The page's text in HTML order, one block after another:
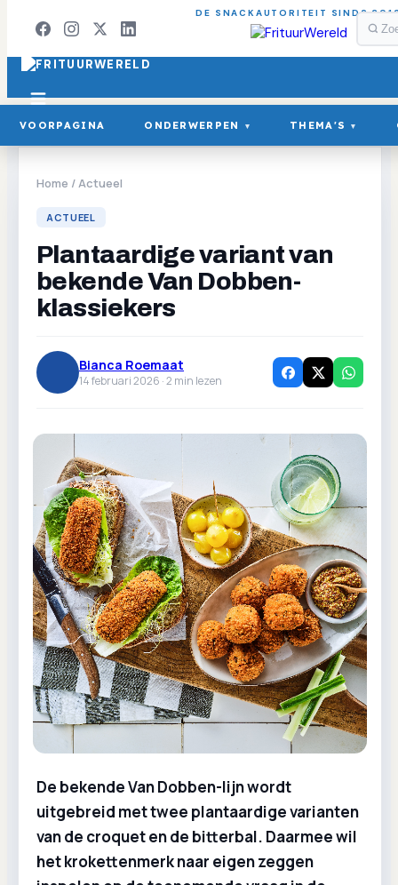
DE SNACKAUTORITEIT SINDS
VOORPAGINA ONDERWERPEN ▾ THEMA'S ▾
Home /Actueel
ACTUEEL
Plantaardige variant van
bekende Van Dobben-
klassiekers
Bianca Roemaat
14 februari 2026 ·2 min lezen
De bekende Van Dobben-lijn wordt
uitgebreid met twee plantaardige varianten
van de croquet en de bitterbal. Daarmee wil
het krokettenmerk naar eigen zeggen